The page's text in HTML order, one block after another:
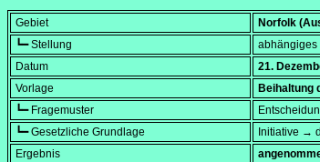
Gebiet
Norfolk
┗━ Stellung
abhängiges
Datum
21.
Vorlage
Beihaltung
┗━ Fragemuster
┗━ Gesetzliche Grundlage
Initiative →
Ergebnis